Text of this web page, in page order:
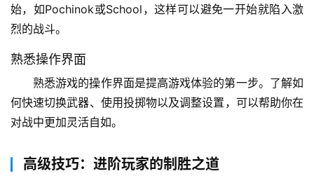
始，如Pochinok或School，这样可以避免一开始就陷入激
烈的战斗。
熟悉操作界面
熟悉游戏的操作界面是提高游戏体验的第一步。了解如
何快速切换武器、使用投掷物以及调整设置，可以帮助你在
对战中更加灵活自如。
高级技巧：进阶玩家的制胜之道